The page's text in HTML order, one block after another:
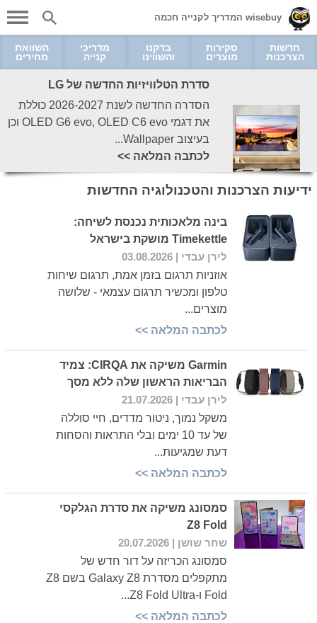
wisebuy המדריך לקנייה חכמה
חדשות
הצרכנות
סקירות
מוצרים
בדקנו
והשווינו
מדריכי
קנייה
השוואת
מחירים
סדרת הטלוויזיות החדשה של LG
הסדרה החדשה לשנת 2026-2027 כוללת
את דגמי OLED G6 evo, OLED C6 evo וכן
בעיצוב Wallpaper...
לכתבה המלאה >>
ידיעות הצרכנות והטכנולוגיה החדשות
בינה מלאכותית נכנסת לשיחה:
Timekettle מושקת בישראל
לירן עבדי | 03.08.2026
אוזניות תרגום בזמן אמת, תרגום שיחות
טלפון ומכשיר תרגום עצמאי - שלושה
מוצרים...
לכתבה המלאה >>
Garmin משיקה את CIRQA: צמיד
הבריאות הראשון שלה ללא מסך
לירן עבדי | 21.07.2026
משקל נמוך, ניטור מדדים, חיי סוללה
של עד 10 ימים ובלי התראות והסחות
דעת שמגיעות...
לכתבה המלאה >>
סמסונג משיקה את סדרת הגלקסי
Z8 Fold
שחר שושן | 20.07.2026
סמסונג הכריזה על דור חדש של
מתקפלים מסדרת Galaxy Z8 בשם Z8
Fold ו-Z8 Fold Ultra...
לכתבה המלאה >>